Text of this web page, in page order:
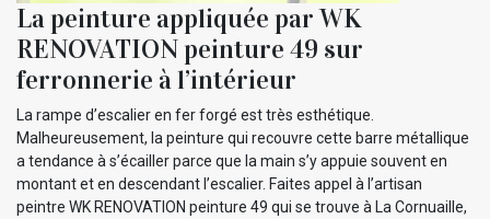
La peinture appliquée par WK
RENOVATION peinture 49 sur
ferronnerie à l’intérieur
La rampe d’escalier en fer forgé est très esthétique.
Malheureusement, la peinture qui recouvre cette barre métallique
a tendance à s’écailler parce que la main s’y appuie souvent en
montant et en descendant l’escalier. Faites appel à l’artisan
peintre WK RENOVATION peinture 49 qui se trouve à La Cornuaille,